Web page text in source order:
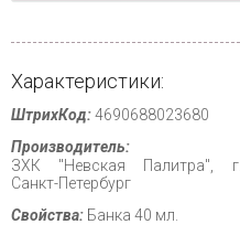
Характеристики:
ШтрихКод:4690688023680
Производитель:
ЗХК "Невская Палитра", г.
Санкт-Петербург
Свойства: Банка 40 мл.